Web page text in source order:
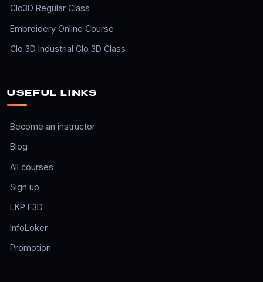
Clo3D Regular Class
Embroidery Online Course
Clo 3D Industrial Clo 3D Class
USEFUL LINKS
Become an instructor
Blog
All courses
Sign up
LKP F3D
InfoLoker
Promotion